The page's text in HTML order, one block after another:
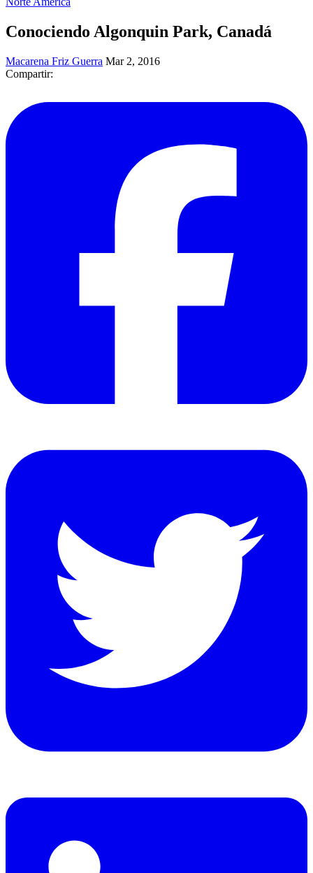
Conociendo Algonquin Park, Canadá
Macarena Friz Guerra Mar 2, 2016
Compartir: